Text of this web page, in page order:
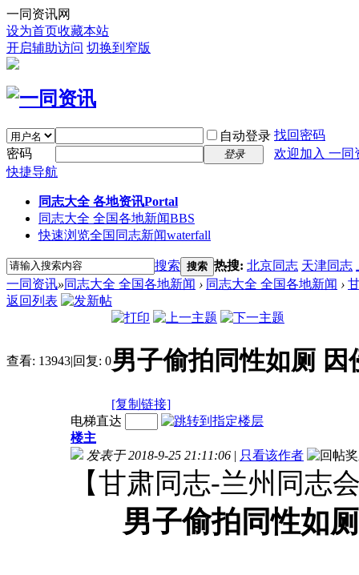
一同资讯网
设为首页收藏本站
开启辅助访问 切换到窄版
自动登录 找回密码
密码
登录
欢迎加入 一同
快捷导航
同志大全 各地资讯Portal
同志大全 全国各地新闻BBS
快速浏览全国同志新闻waterfall
搜索 搜索 热搜: 北京同志 天津同志
一同资讯»同志大全 全国各地新闻 › 同志大全 全国各地新闻 ›
返回列表
查看: 13943|回复: 0男子偷拍同性如厕 因
[复制链接]
电梯直达
楼主
发表于 2018-9-25 21:11:06 | 只看该作者
【甘肃同志-兰州同志
男子偷拍同性如